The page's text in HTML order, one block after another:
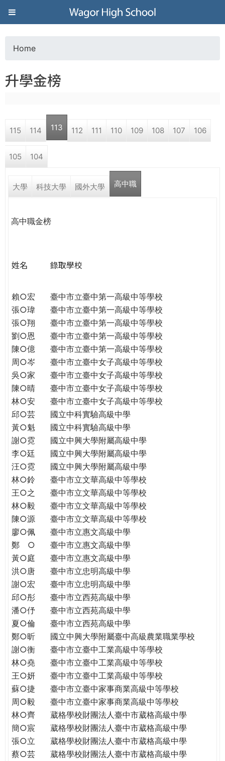
Jump to navigation
葳
格
高
學
格。
民。
WAGOR
TODAY
THE
WORLD
TOMORROW
PUTTING
YOU
THE
PATH
GLOBAL
CITIZENSHIP
o
a
r
e
r
Home
升學金榜
115 114 113 112 111 110 109 108 107 106
105 104
大學 科技大學 國外大學 高中職
高中職金榜
姓名 錄取學校
賴○宏
臺中市立臺中第一高級中等學校
張○瑋
臺中市立臺中第一高級中等學校
張○翔
臺中市立臺中第一高級中等學校
劉○恩
臺中市立臺中第一高級中等學校
陳○億
臺中市立臺中第一高級中等學校
周○岑
臺中市立臺中女子高級中等學校
吳○家
臺中市立臺中女子高級中等學校
陳○晴
臺中市立臺中女子高級中等學校
林○安
臺中市立臺中女子高級中等學校
邱○芸
國立中科實驗高級中學
黃○魁
國立中科實驗高級中學
謝○霓
國立中興大學附屬高級中學
李○廷
國立中興大學附屬高級中學
汪○霓
國立中興大學附屬高級中學
林○鈴
臺中市立文華高級中等學校
王○之
臺中市立文華高級中等學校
林○毅
臺中市立文華高級中等學校
陳○源
臺中市立文華高級中等學校
廖○佩
臺中市立惠文高級中學
鄭 ○
臺中市立惠文高級中學
黃○庭
臺中市立惠文高級中學
洪○唐
臺中市立忠明高級中學
謝○宏
臺中市立忠明高級中學
邱○彤
臺中市立西苑高級中學
潘○伃
臺中市立西苑高級中學
夏○倫
臺中市立西苑高級中學
鄭○昕
國立中興大學附屬臺中高級農業職業學校
謝○衡
臺中市立臺中工業高級中等學校
林○堯
臺中市立臺中工業高級中等學校
王○妍
臺中市立臺中工業高級中等學校
蘇○捷
臺中市立臺中家事商業高級中等學校
周○毅
臺中市立臺中家事商業高級中等學校
林○齊
葳格學校財團法人臺中市葳格高級中學
簡○宸
葳格學校財團法人臺中市葳格高級中學
張○立
葳格學校財團法人臺中市葳格高級中學
蔡○芸
葳格學校財團法人臺中市葳格高級中學